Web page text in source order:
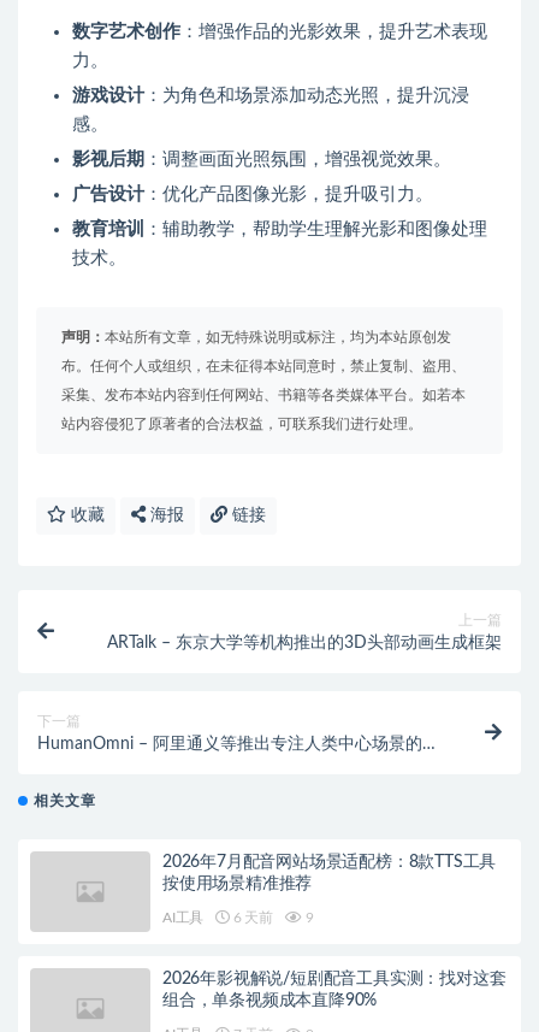
数字艺术创作 ：增强作品的光影效果，提升艺术表现
力。
游戏设计：为角色和场景添加动态光照，提升沉浸
感。
影视后期 ：调整画面光照氛围，增强视觉效果。
广告设计：优化产品图像光影，提升吸引力。
教育培训
：辅助教学，帮助学生理解光影和图像处理
技术。
声明： 本站所有文章，如无特殊说明或标注，均为本站原创发
布。任何个人或组织，在未征得本站同意时，禁止复制、盗用、
采集、发布本站内容到任何网站、书籍等各类媒体平台。如若本
站内容侵犯了原著者的合法权益，可联系我们进行处理。
收藏 海报 链接
上一篇
ARTalk – 东京大学等机构推出的3D头部动画生成框架
下一篇
HumanOmni – 阿里通义等推出专注人类中心场景的多
相关文章
2026年7月配音网站场景适配榜：8款TTS工具
按使用场景精准推荐
AI工具 6 天前 9
2026年影视解说/短剧配音工具实测：找对这套
组合，单条视频成本直降90%